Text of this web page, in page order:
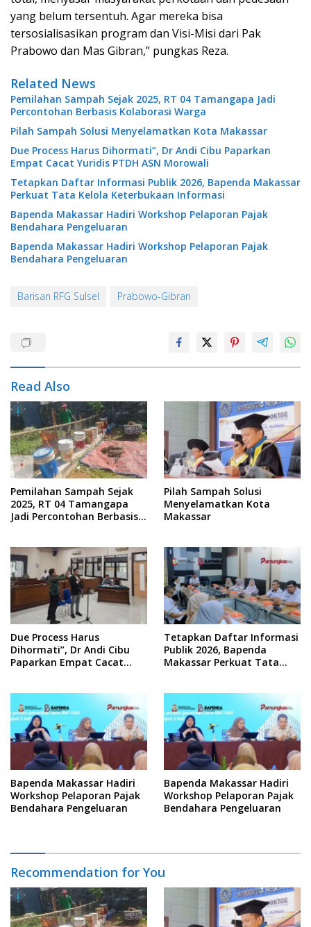
yang belum tersentuh. Agar mereka bisa
tersosialisasikan program dan Visi-Misi dari Pak
Prabowo dan Mas Gibran,” pungkas Reza.
Related News
Pemilahan Sampah Sejak 2025, RT 04 Tamangapa Jadi
Percontohan Berbasis Kolaborasi Warga
Pilah Sampah Solusi Menyelamatkan Kota Makassar
Due Process Harus Dihormati”, Dr Andi Cibu Paparkan
Empat Cacat Yuridis PTDH ASN Morowali
Tetapkan Daftar Informasi Publik 2026, Bapenda Makassar
Perkuat Tata Kelola Keterbukaan Informasi
Bapenda Makassar Hadiri Workshop Pelaporan Pajak
Bendahara Pengeluaran
Bapenda Makassar Hadiri Workshop Pelaporan Pajak
Bendahara Pengeluaran
Barisan RFG Sulsel Prabowo-Gibran
Read Also
Pemilahan Sampah Sejak
2025, RT 04 Tamangapa
Jadi Percontohan Berbasis
Pilah Sampah Solusi
Menyelamatkan Kota
Makassar
Due Process Harus
Dihormati”, Dr Andi Cibu
Paparkan Empat Cacat
Tetapkan Daftar Informasi
Publik 2026, Bapenda
Makassar Perkuat Tata
Bapenda Makassar Hadiri
Workshop Pelaporan Pajak
Bendahara Pengeluaran
Bapenda Makassar Hadiri
Workshop Pelaporan Pajak
Bendahara Pengeluaran
Recommendation for You